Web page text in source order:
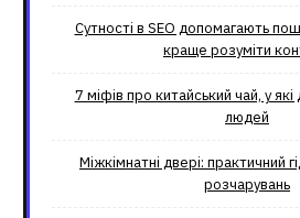
Сутності в SEO допомагають
краще розуміти
7 міфів про китайський чай, у які
людей
Міжкімнатні двері: практичний
розчарувань